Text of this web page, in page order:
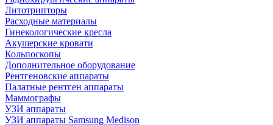
Литотрипторы
Расходные материалы
Гинекологические кресла
Акушерские кровати
Кольпоскопы
Дополнительное оборудование
Рентгеновские аппараты
Палатные рентген аппараты
Маммографы
УЗИ аппараты
УЗИ аппараты Samsung Medison